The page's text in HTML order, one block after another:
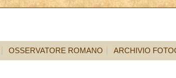
OSSERVATORE ROMANO ARCHIVIO